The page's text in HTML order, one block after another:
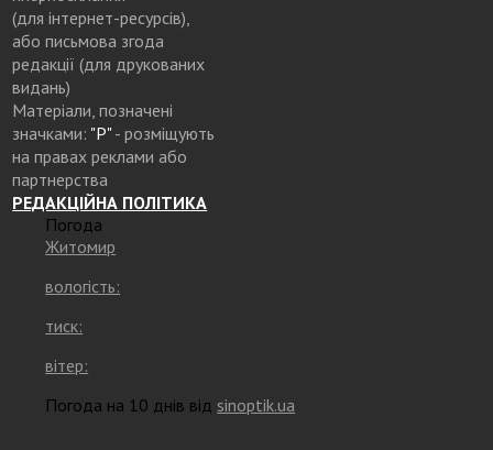
(для інтернет-ресурсів),
або письмова згода
редакції (для друкованих
видань)
Матеріали, позначені
значками: "Р"- розміщують
на правах реклами або
партнерства
РЕДАКЦІЙНА ПОЛІТИКА
Погода
Житомир
вологість:
тиск:
вітер:
Погода на 10 днів від sinoptik.ua